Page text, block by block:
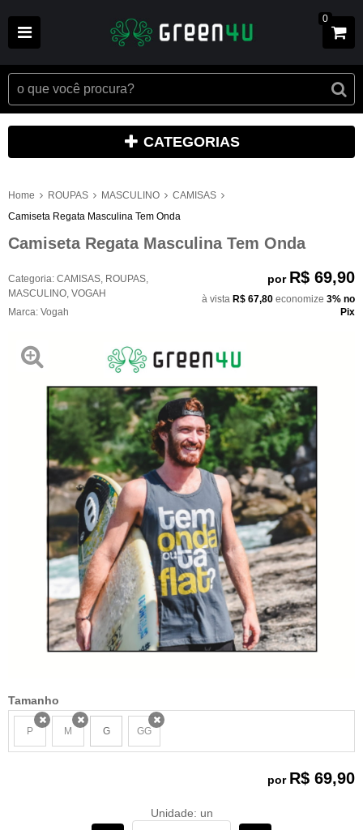
0
CATEGORIAS
Home ROUPAS MASCULINO
CAMISAS
Camiseta Regata Masculina Tem Onda
Camiseta Regata Masculina Tem Onda
Categoria: CAMISAS ROUPAS
MASCULINO VOGAH
Marca: Vogah
por R$ 69,90
à vista R$ 67,80 economize 3% no
Pix
Tamanho
P M G GGx
por R$ 69,90
Unidade: un